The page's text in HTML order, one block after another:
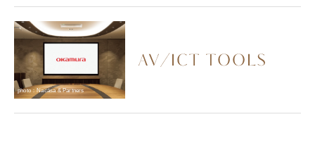
photo：Nacása & Partners